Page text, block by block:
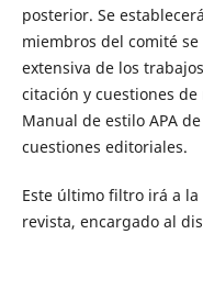
posterior. Se
miembros del comité
extensiva de los
citación y cuestiones
Manual de estilo APA
cuestiones editoriales.
Este último filtro irá a
revista, encargado al